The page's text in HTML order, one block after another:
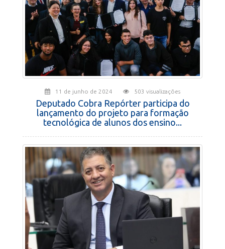
11 de junho de 2024 503 visualizações
Deputado Cobra Repórter participa do
lançamento do projeto para formação
tecnológica de alunos dos ensino...